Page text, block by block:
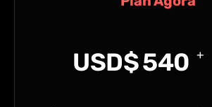
USD$540 +